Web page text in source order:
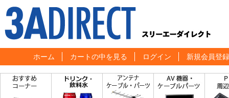
ホーム カートの中を見る ログイン 新規会員登録